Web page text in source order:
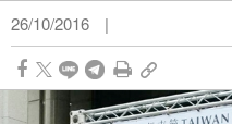
26/10/2016 |